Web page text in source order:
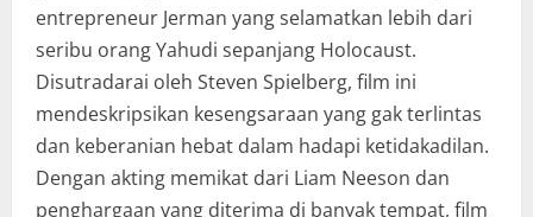
entrepreneur Jerman yang selamatkan lebih dari
seribu orang Yahudi sepanjang Holocaust.
Disutradarai oleh Steven Spielberg, film ini
mendeskripsikan kesengsaraan yang gak terlintas
dan keberanian hebat dalam hadapi ketidakadilan.
Dengan akting memikat dari Liam Neeson dan
penghargaan yang diterima di banyak tempat, film